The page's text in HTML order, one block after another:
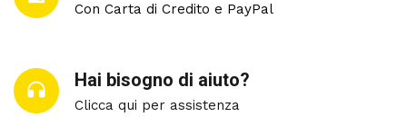
Con Carta di Credito e PayPal
Hai bisogno di aiuto?
Clicca qui per assistenza